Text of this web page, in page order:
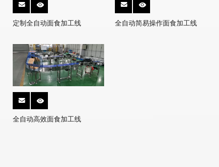
定制全自动面食加工线 全自动简易操作面食加工线
全自动高效面食加工线